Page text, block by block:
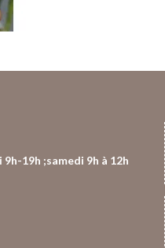
19h ;samedi 9h à 12h